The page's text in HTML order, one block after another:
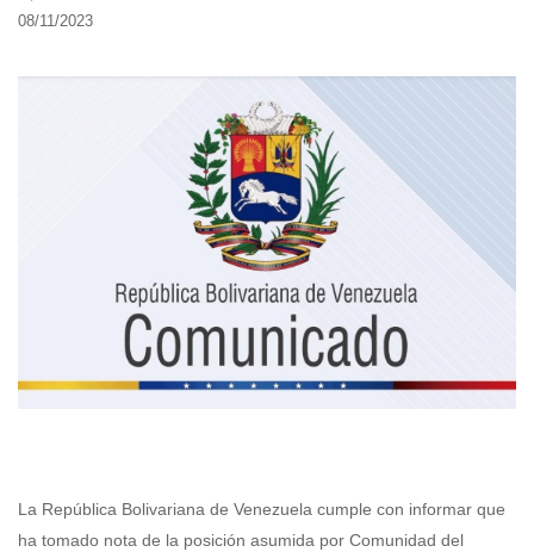
08/11/2023
La República Bolivariana de Venezuela cumple con informar que
ha tomado nota de la posición asumida por Comunidad del